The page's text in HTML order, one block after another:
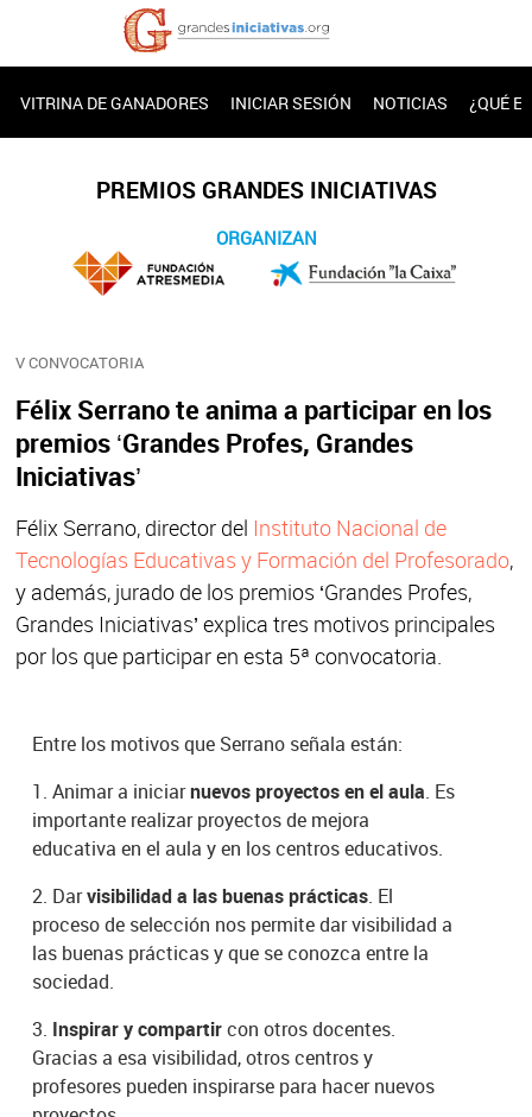
VITRINA DE GANADORES INICIAR SESIÓN NOTICIAS ¿QUÉ
PREMIOS GRANDES INICIATIVAS
ORGANIZAN
V CONVOCATORIA
Félix Serrano te anima a participar en los
premios ‘Grandes Profes, Grandes
Iniciativas’
Félix Serrano, director del Instituto Nacional de
Tecnologías Educativas y Formación del Profesorado,
y además, jurado de los premios ‘Grandes Profes,
Grandes Iniciativas’ explica tres motivos principales
por los que participar en esta 5ª convocatoria.
Entre los motivos que Serrano señala están:
1. Animar a iniciarnuevos proyectos en el aula. Es
importante realizar proyectos de mejora
educativa en el aula y en los centros educativos.
2. Darvisibilidad a las buenas prácticas. El
proceso de selección nos permite dar visibilidad a
las buenas prácticas y que se conozca entre la
sociedad.
3. Inspirar y compartircon otros docentes.
Gracias a esa visibilidad, otros centros y
profesores pueden inspirarse para hacer nuevos